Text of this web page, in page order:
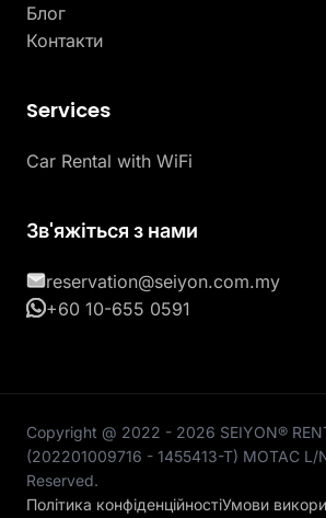
Services
Car Rental with WiFi
Блог
Контакти
Зв'яжіться з нами
reservation@seiyon.com.my
+60 10-655 0591
Copyright @ 2022 - 2026 SEIYON®
(202201009716 - 1455413-T) MOTAC L/
Reserved.
Політика конфіденційностіУмови